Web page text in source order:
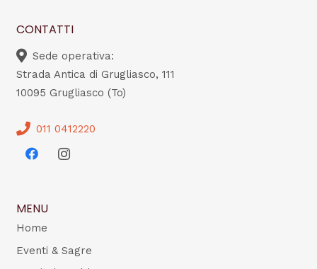
CONTATTI
Sede operativa:
Strada Antica di Grugliasco, 111
10095 Grugliasco (To)
011 0412220
MENU
Home
Eventi & Sagre